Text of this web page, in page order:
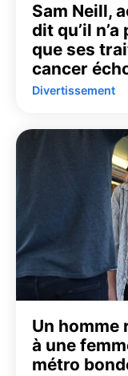
Sam Neill,
dit qu’il
que ses
cancer
Divertissement
Un homme
à une
métro